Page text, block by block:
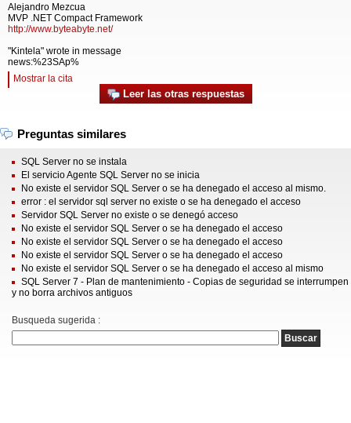
Alejandro Mezcua
MVP .NET Compact Framework
http://www.byteabyte.net/
"Kintela" wrote in message
news:%23SAp%
Mostrar la cita
Leer las otras respuestas
Preguntas similares
SQL Server no se instala
El servicio Agente SQL Server no se inicia
No existe el servidor SQL Server o se ha denegado el acceso al mismo.
error : el servidor sql server no existe o se ha denegado el acceso
Servidor SQL Server no existe o se denegó acceso
No existe el servidor SQL Server o se ha denegado el acceso
No existe el servidor SQL Server o se ha denegado el acceso
No existe el servidor SQL Server o se ha denegado el acceso
No existe el servidor SQL Server o se ha denegado el acceso al mismo
SQL Server 7 - Plan de mantenimiento - Copias de seguridad se interrumpen
y no borra archivos antiguos
Busqueda sugerida :